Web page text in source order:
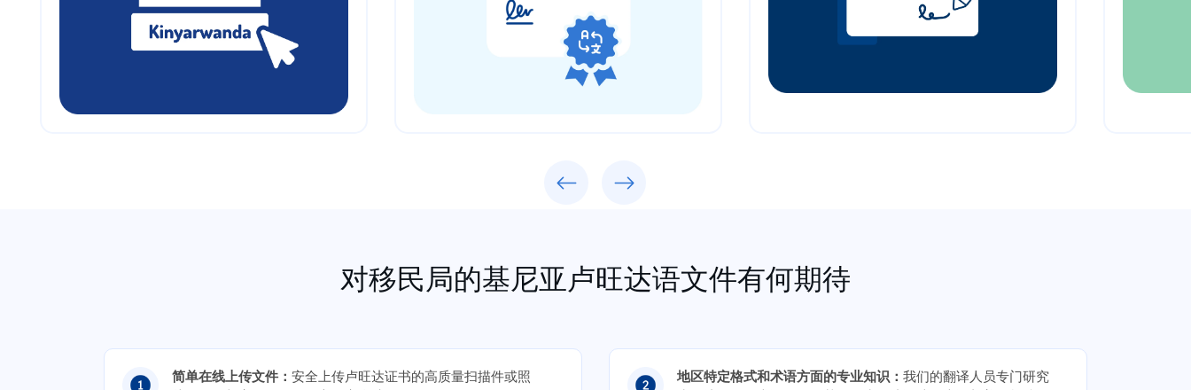
对移民局的基尼亚卢旺达语文件有何期待
简单在线上传文件： 安全上传卢旺达证书的高质量扫描件或照
地区特定格式和术语方面的专业知识： 我们的翻译人员专门研究